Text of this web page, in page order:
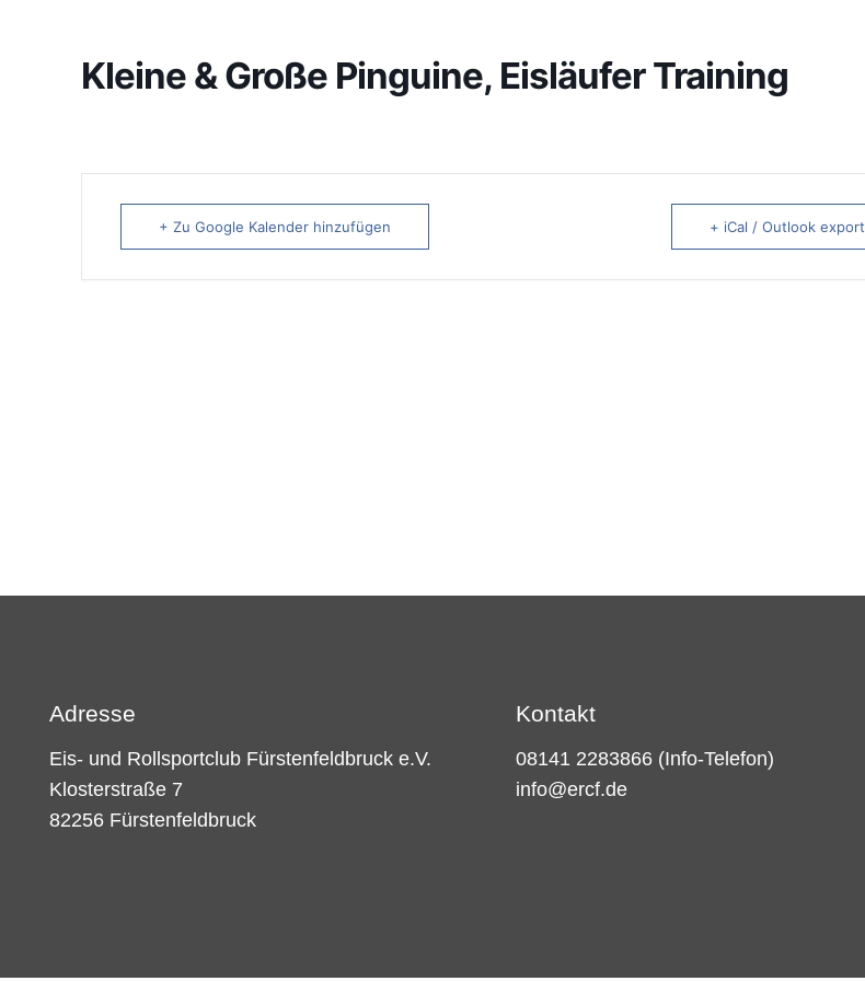
Kleine & Große Pinguine, Eisläufer Training
+ Zu Google Kalender hinzufügen + iCal / Outlook export
Adresse
Eis- und Rollsportclub Fürstenfeldbruck e.V.
Klosterstraße 7
82256 Fürstenfeldbruck
Kontakt
08141 2283866 (Info-Telefon)
info@ercf.de